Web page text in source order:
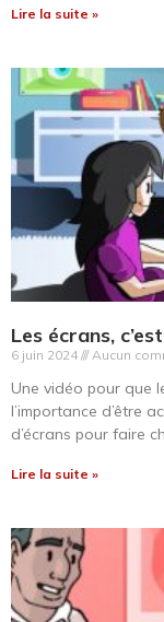
Lire la suite »
Les écrans,
6 juin 2024 Aucun
Une vidéo pour que
l’importance d’être
d’écrans pour faire
Lire la suite »